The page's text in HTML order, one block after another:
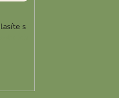
s